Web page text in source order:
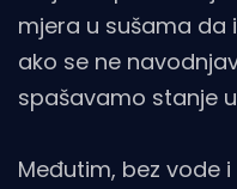
mjera u sušama da
ako se ne
spašavamo stanje
Međutim, bez vode